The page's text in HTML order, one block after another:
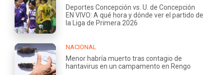
Deportes Concepción vs. U. de Concepción
EN VIVO: A qué hora y dónde ver el partido de
la Liga de Primera 2026
NACIONAL
Menor habría muerto tras contagio de
hantavirus en un campamento en Rengo